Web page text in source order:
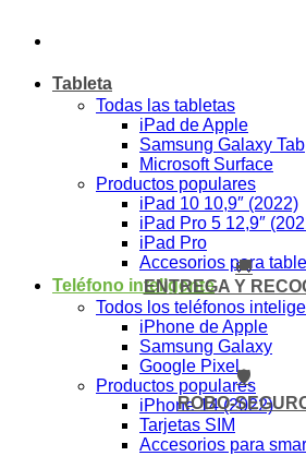
Tableta
Todas las tabletas
iPad de Apple
Samsung Galaxy Tab
Microsoft Surface
Productos populares
iPad 10 10,9″ (2022)
iPad Pro 5 12,9″
iPad Pro
Accesorios para
Teléfono inteligente
Todos los teléfonos
iPhone de Apple
Samsung Galaxy
Google Pixel
Productos populares
iPhone 14 (2022)
Tarjetas SIM
Accesorios para
🚚
ENTREGA Y
🛡️
ROBO-